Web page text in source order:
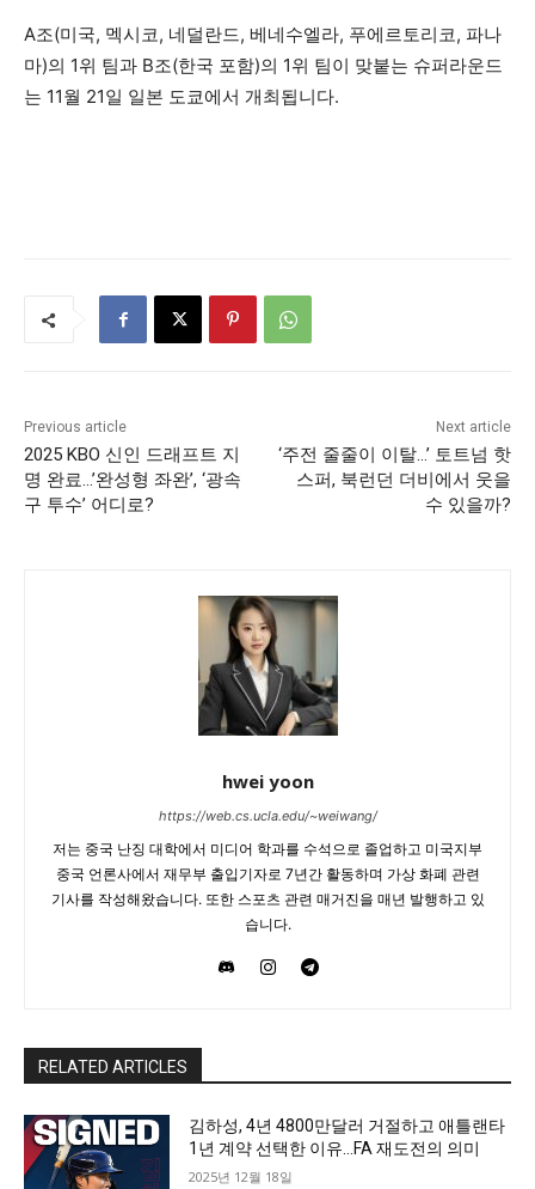
A조(미국, 멕시코, 네덜란드, 베네수엘라, 푸에르토리코, 파나
마)의 1위 팀과 B조(한국 포함)의 1위 팀이 맞붙는 슈퍼라운드
는 11월 21일 일본 도쿄에서 개최됩니다.
Previous article
2025 KBO 신인 드래프트 지
명 완료…’완성형 좌완’, ‘광속
구 투수’ 어디로?
Next article
‘주전 줄줄이 이탈…’ 토트넘 핫
스퍼, 북런던 더비에서 웃을
수 있을까?
hwei yoon
https://web.cs.ucla.edu/~weiwang/
저는 중국 난징 대학에서 미디어 학과를 수석으로 졸업하고 미국지부
중국 언론사에서 재무부 출입기자로 7년간 활동하며 가상 화폐 관련
기사를 작성해왔습니다. 또한 스포츠 관련 매거진을 매년 발행하고 있
습니다.
RELATED ARTICLES
김하성, 4년 4800만달러 거절하고 애틀랜타
1년 계약 선택한 이유…FA 재도전의 의미
2025년 12월 18일